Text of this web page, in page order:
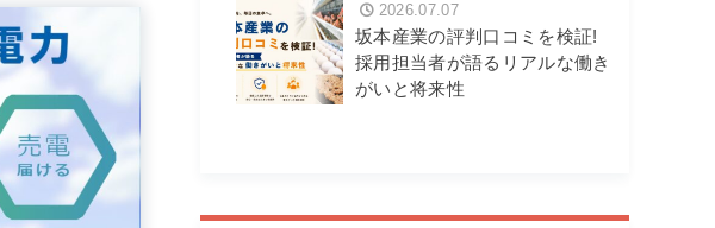
坂本産業の評判口コミを検証!
採用担当者が語るリアルな働き
がいと将来性
2026.07.07